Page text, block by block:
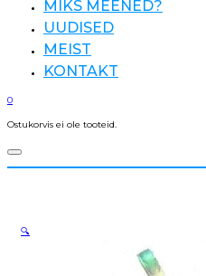
MIKS MEENED?
UUDISED
MEIST
KONTAKT
0
Ostukorvis ei ole tooteid.
🔍